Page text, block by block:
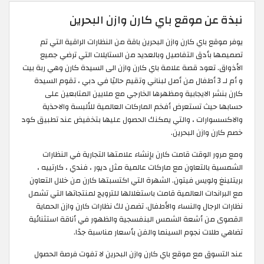
نبذة عن موقع باي كارن وازن البحرين
يوفر موقع باي كارن وازن البحرين باقة من النظارات الراقية التي تم
تصميمها بأدق التفاصيل وبالعديد من الستايلات التي ترضي جميع
الأذواق. تعود قصة علامة باي كارن وازن الى السيدة كارن وهي ربة بيت
و أم لـ 3 أطفال من أصل لبناني وتقيم حاليًا في دبي ، تقوم السيدة
كارن بنشر الايجابية ومظهرها الخارجي مع ملايين المتابعين على
حسابها حيث تستعرض أفخم الماركات العالمية للألبسة والاحذية
والاكسسوارات ، والتي يمكنك الحصول عليها بتخفيض عند تطبيق كود
خصم كارن وازن البحرين.
ومع مرور الوقت قامت كارن بإنشاء علامتها التجارية في النظارات
الشمسية بالتعاون مع ماركات عالمية مثل ديور ، فندي ، كارتييه ،
بريتلينغ ولويس فيتون. الشهرة التي اكتسبتها كارن من خلال التعاون
مع البراندات العالمية قامت باستغلالها للترويج لمنتجاتها التي تشمل
نظارات الرجال والنساء والأطفال. تضمن لك نظارات كارن وازن الحماية
القصوى من أشعة الشمس البنفسجية والظهور في أناقة استثنائية
تضاهي طلات نجوم السينما والفن بأسعار مناسبة جدًا.
عند التسوق مع موقع باي كارن وازن البحرين لا تفوت فرصة الحصول